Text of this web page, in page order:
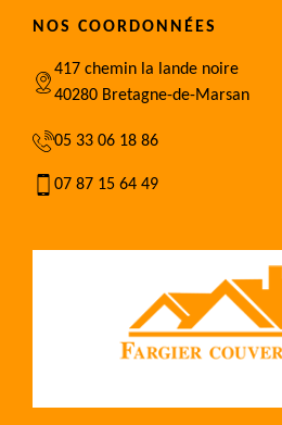
NOS COORDONNÉES
417 chemin la lande noire
40280 Bretagne-de-Marsan
05 33 06 18 86
07 87 15 64 49